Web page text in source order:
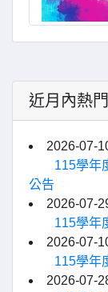
近月內熱
2026-07-
115學年
公告
2026-07-
115學年
2026-07-
115學年
2026-07-